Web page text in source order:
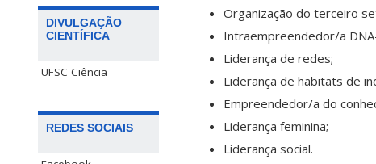
DIVULGAÇÃO
CIENTÍFICA
UFSC Ciência
REDES SOCIAIS
Organização do terceiro
Intraempreendedor/a
Liderança de redes;
Liderança de habitats de
Empreendedor/a do
Liderança feminina;
Liderança social.